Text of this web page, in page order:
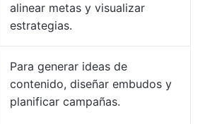
alinear metas y visualizar
estrategias.
Para generar ideas de
contenido, diseñar embudos y
planificar campañas.